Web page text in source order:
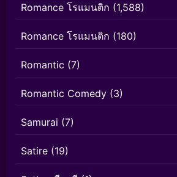
Romance โรแมนติก (1,588)
Romance โรแมนติก (180)
Romantic (7)
Romantic Comedy (3)
Samurai (7)
Satire (19)